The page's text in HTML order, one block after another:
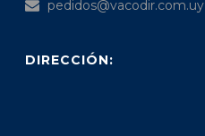
pedidos@vacodir.com.uy
DIRECCIÓN: